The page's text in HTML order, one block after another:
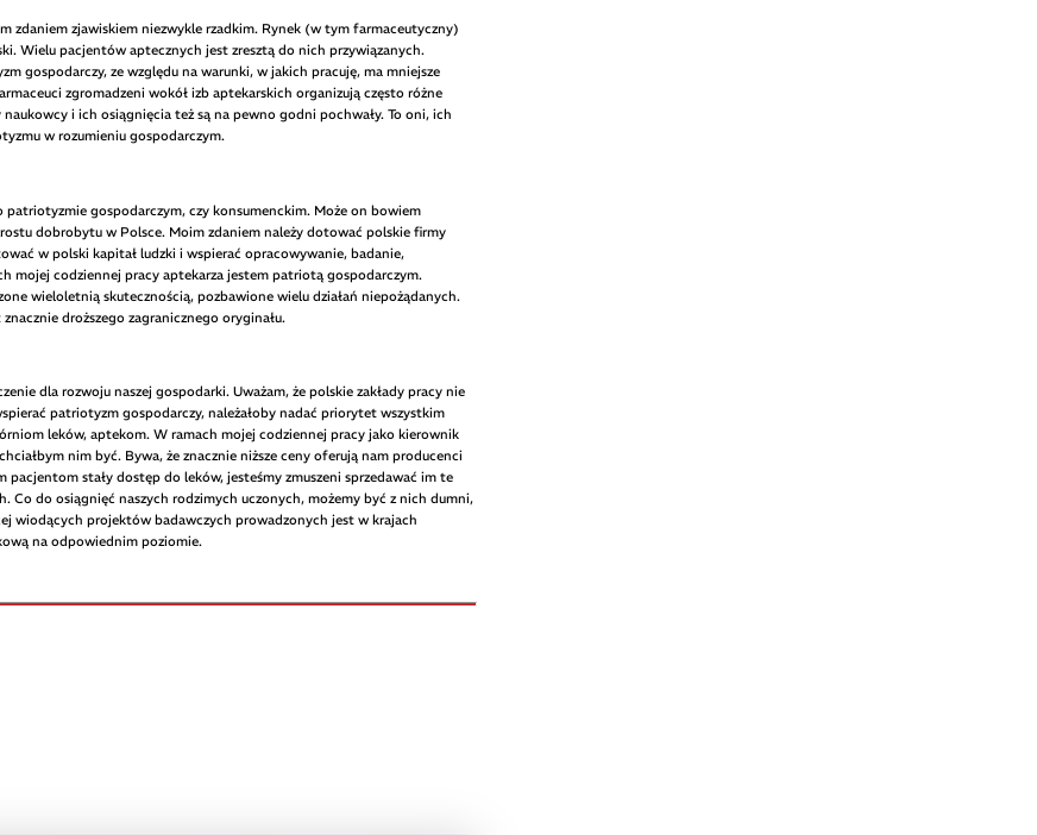
zdaniem zjawiskiem niezwykle rzadkim. Rynek (w tym farmaceutyczny)
Wielu pacjentów aptecznych jest zresztą do nich przywiązanych.
gospodarczy, ze względu na warunki, w jakich pracuję, ma mniejsze
zgromadzeni wokół izb aptekarskich organizują często różne
i ich osiągnięcia też są na pewno godni pochwały. To oni, ich
w rozumieniu gospodarczym.
gospodarczym, czy konsumenckim. Może on bowiem
dobrobytu w Polsce. Moim zdaniem należy dotować polskie firmy
w polski kapitał ludzki i wspierać opracowywanie, badanie,
mojej codziennej pracy aptekarza jestem patriotą gospodarczym.
wieloletnią skutecznością, pozbawione wielu działań niepożądanych.
droższego zagranicznego oryginału.
dla rozwoju naszej gospodarki. Uważam, że polskie zakłady pracy nie
patriotyzm gospodarczy, należałoby nadać priorytet wszystkim
leków, aptekom. W ramach mojej codziennej pracy jako kierownik
nim być. Bywa, że znacznie niższe ceny oferują nam producenci
stały dostęp do leków, jesteśmy zmuszeni sprzedawać im te
Co do osiągnięć naszych rodzimych uczonych, możemy być z nich dumni,
wiodących projektów badawczych prowadzonych jest w krajach
na odpowiednim poziomie.